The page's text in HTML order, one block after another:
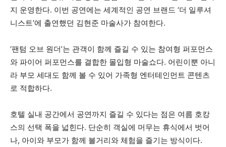
지 운영한다. 이번 공연에는 세계적인 공연 브랜드 ‘더 일루셔
니스트’에 출연했던 김현준 마술사가 참여한다.
‘팬텀 오브 원더’는 관객이 함께 즐길 수 있는 참여형 퍼포먼스
와 파이어 퍼포먼스를 결합한 몰입형 마술쇼다. 어린이뿐 아니
라 부모 세대도 함께 볼 수 있어 가족형 엔터테인먼트 콘텐츠
로 적합하다.
호텔 실내 공간에서 공연까지 즐길 수 있다는 점은 여름 호캉
스의 선택 폭을 넓힌다. 단순히 객실에 머무는 휴식에서 벗어
나, 아이와 부모가 함께 볼거리와 체험을 즐기는 방식이다.